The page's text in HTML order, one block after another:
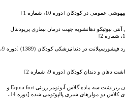
در کودکان [دوره 10، شماره 1]
بیوتیکو دهانشویه جهت درمان بیماری پریودنتال
دستورالعمل ملی کاربرد فیشورسیلانت در دندانپزشکی کودکان (1389) [دوره 9،
و دندان کودکان [دوره 9، شماره 2]
مقایسه میزان ریزنشت سه ماده گلاس آیونومر رزینی Equia fort و
آمالگام و کامپوزیت رزین در ترمیم های کلاس دو مولرهای شیری پالپوتومی شده [دوره 14،